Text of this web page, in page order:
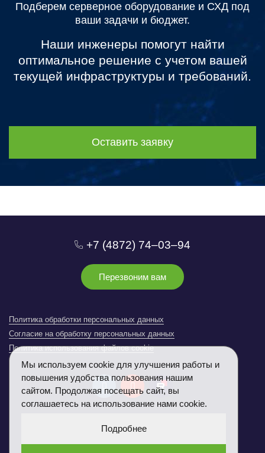
Подберем серверное оборудование и СХД под
ваши задачи и бюджет.
Наши инженеры помогут найти
оптимальное решение с учетом вашей
текущей инфраструктуры и требований.
Оставить заявку
+7 (4872) 74‒03‒94
Перезвоним вам
Политика обработки персональных данных
Согласие на обработку персональных данных
Политика использования файлов cookie
info-tl@peremena.ru
Мы используем cookie для улучшения работы и
повышения удобства пользования нашим
сайтом. Продолжая посещать сайт, вы
соглашаетесь на использование нами сookie.
Подробнее